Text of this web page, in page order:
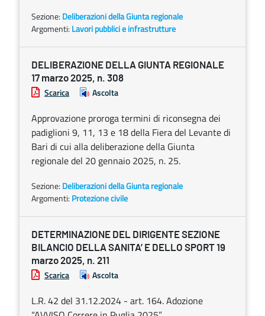
Sezione: Deliberazioni della Giunta regionale
Argomenti: Lavori pubblici e infrastrutture
DELIBERAZIONE DELLA GIUNTA REGIONALE
17 marzo 2025, n. 308
Scarica Ascolta
Approvazione proroga termini di riconsegna dei
padiglioni 9, 11, 13 e 18 della Fiera del Levante di
Bari di cui alla deliberazione della Giunta
regionale del 20 gennaio 2025, n. 25.
Sezione: Deliberazioni della Giunta regionale
Argomenti: Protezione civile
DETERMINAZIONE DEL DIRIGENTE SEZIONE
BILANCIO DELLA SANITA’ E DELLO SPORT 19
marzo 2025, n. 211
Scarica Ascolta
L.R. 42 del 31.12.2024 - art. 164. Adozione